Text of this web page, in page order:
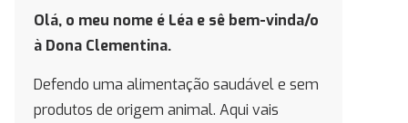
Olá, o meu nome é Léa e sê bem-vinda/o
à Dona Clementina.
Defendo uma alimentação saudável e sem
produtos de origem animal. Aqui vais